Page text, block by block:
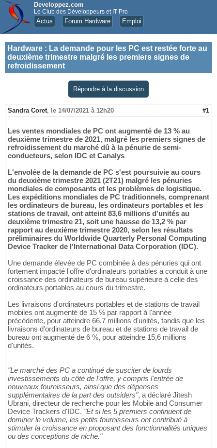
Developpez.com
Le Club des Développeurs et IT Pro
Actus Forum Hardware Emploi
Hardware : La demande pour les PC est restée forte au
deuxième trimestre malgré les premiers signes de
refroidissement
Répondre à la discussion
Sandra Coret, le 14/07/2021 à 12h20 #1
Les ventes mondiales de PC ont augmenté de 13 % au
deuxième trimestre de 2021, malgré les premiers signes de
refroidissement du marché dû à la pénurie de semi-
conducteurs, selon IDC et Canalys
L'envolée de la demande de PC s'est poursuivie au cours
du deuxième trimestre 2021 (2T21) malgré les pénuries
mondiales de composants et les problèmes de logistique.
Les expéditions mondiales de PC traditionnels, comprenant
les ordinateurs de bureau, les ordinateurs portables et les
stations de travail, ont atteint 83,6 millions d'unités au
deuxième trimestre 21, soit une hausse de 13,2 % par
rapport au deuxième trimestre 2020, selon les résultats
préliminaires du Worldwide Quarterly Personal Computing
Device Tracker de l'International Data Corporation (IDC).
Une demande élevée de PC combinée à des pénuries qui ont
fortement impacté l'offre d'ordinateurs portables a conduit à une
croissance des ordinateurs de bureau supérieure à celle des
ordinateurs portables au cours du trimestre.
Les livraisons d'ordinateurs portables et de stations de travail
mobiles ont augmenté de 15 % par rapport à l'année
précédente, pour atteindre 66,7 millions d'unités, tandis que les
livraisons d'ordinateurs de bureau et de stations de travail de
bureau ont augmenté de 6 %, pour atteindre 15,6 millions
d'unités.
"Le marché des PC a continué de susciter de lourds
investissements du côté de l'offre, y compris l'entrée de
nouveaux fournisseurs, ainsi que des dépenses
supplémentaires de la part des outsiders", a déclaré Jitesh
Ubrani, directeur de recherche pour les Mobile and Consumer
Device Trackers d'IDC. "Et si les 5 premiers continuent de
dominer le volume, les petits fournisseurs ont contribué à
stimuler la croissance en proposant des fonctionnalités uniques
ou des conceptions de niche."